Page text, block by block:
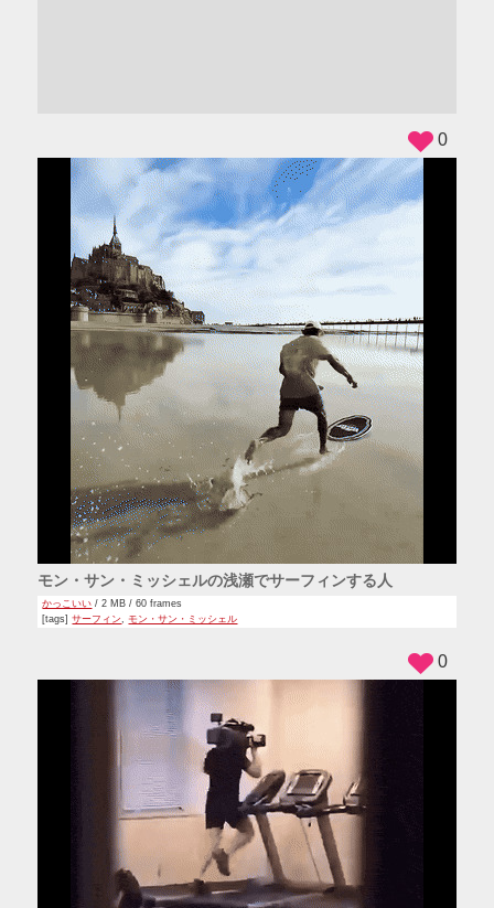
モン・サン・ミッシェルの浅瀬でサーフィンする人
かっこいい / 2 MB / 60 frames
[tags]サーフィン,モン・サン・ミッシェル
0
0